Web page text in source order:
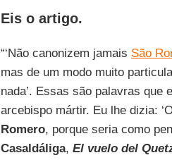
Eis o artigo.
“‘Não canonizem jamais São
mas de um modo muito
nada’. Essas são palavras que
arcebispo mártir. Eu lhe dizia:
Romero, porque seria como
Casaldáliga, El vuelo del